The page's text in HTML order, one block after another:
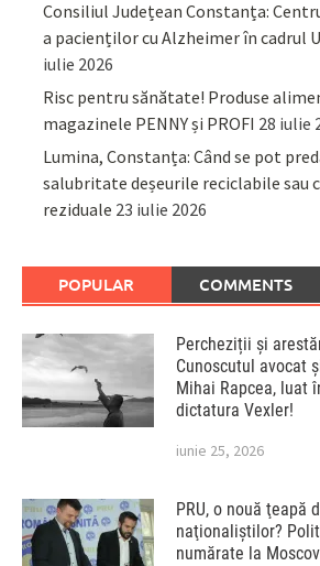
Consiliul Județean Constanța:
a pacienților cu Alzheimer în cadrul
iulie 2026
Risc pentru sănătate! Produse
magazinele PENNY și PROFI 28 iulie
Lumina, Constanța: Când se pot
salubritate deșeurile reciclabile sau
reziduale 23 iulie 2026
POPULAR COMMENTS
Percheziții și
Cunoscutul avocat
Mihai Rapcea, luat
dictatura Vexler!
iunie 25, 2026
PRU, o nouă ţeapă
naţionaliştilor?
numărate la